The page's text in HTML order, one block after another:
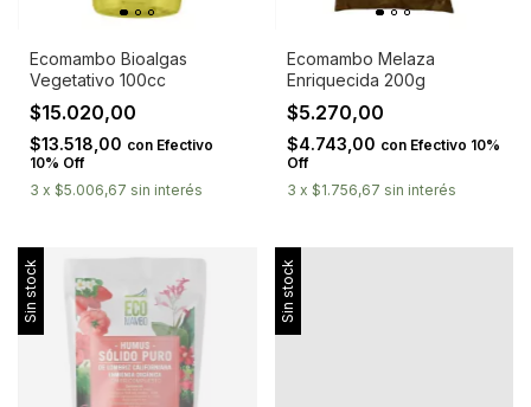
Ecomambo Bioalgas
Vegetativo 100cc
$15.020,00
$13.518,00 con Efectivo
10% Off
3 x $5.006,67 sin interés
Ecomambo Melaza
Enriquecida 200g
$5.270,00
$4.743,00 con Efectivo 10%
Off
3 x $1.756,67 sin interés
Sin stock Sin stock